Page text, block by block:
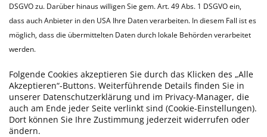
Filtern
Uterustumor) beim Kaninchen
Von: Dr. med. vet. Ralf Michling 16.03.22 00:00 0 Kommentare
DSGVO zu. Darüber hinaus willigen Sie gem. Art. 49 Abs. 1 DSGVO ein,
dass auch Anbieter in den USA Ihre Daten verarbeiten. In diesem Fall ist es
möglich, dass die übermittelten Daten durch lokale Behörden verarbeitet
werden.
Folgende Cookies akzeptieren Sie durch das Klicken des „Alle
Akzeptieren“-Buttons. Weiterführende Details finden Sie in
unserer Datenschutzerklärung und im Privacy-Manager, die
auch am Ende jeder Seite verlinkt sind (Cookie-Einstellungen).
Dort können Sie Ihre Zustimmung jederzeit widerrufen oder
ändern.